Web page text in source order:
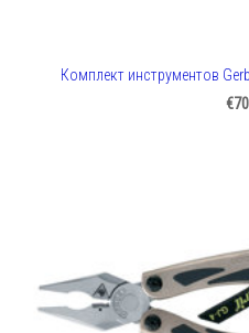
Комплект инструментов